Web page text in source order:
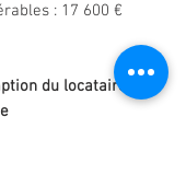
: 17 600 €
du locataire